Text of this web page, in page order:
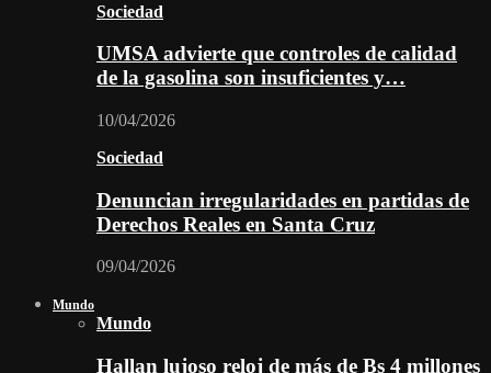
Sociedad
UMSA advierte que controles de calidad
de la gasolina son insuficientes y…
10/04/2026
Sociedad
Denuncian irregularidades en partidas de
Derechos Reales en Santa Cruz
09/04/2026
Mundo
Mundo
Hallan lujoso reloj de más de Bs 4 millones